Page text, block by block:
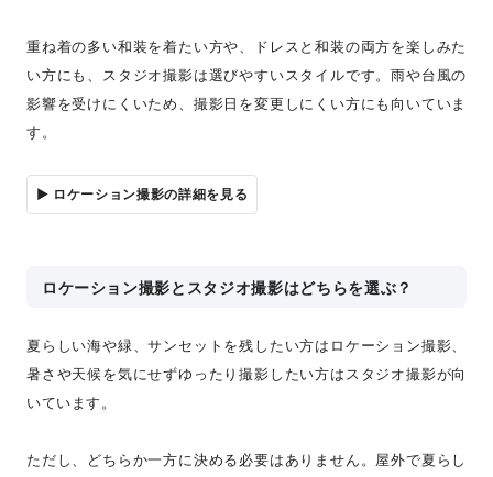
重ね着の多い和装を着たい方や、ドレスと和装の両方を楽しみた
い方にも、スタジオ撮影は選びやすいスタイルです。雨や台風の
影響を受けにくいため、撮影日を変更しにくい方にも向いていま
す。
▶︎ ロケーション撮影の詳細を見る
ロケーション撮影とスタジオ撮影はどちらを選ぶ？
夏らしい海や緑、サンセットを残したい方はロケーション撮影、
暑さや天候を気にせずゆったり撮影したい方はスタジオ撮影が向
いています。
ただし、どちらか一方に決める必要はありません。屋外で夏らし